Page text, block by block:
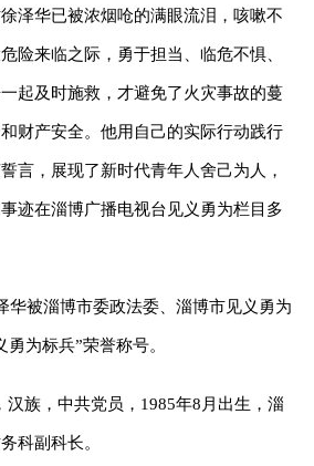
泽华已被浓烟呛的满眼流泪，咳嗽不
险来临之际，勇于担当、临危不惧、
起及时施救，才避免了火灾事故的蔓
财产安全。他用自己的实际行动践行
言，展现了新时代青年人舍己为人，
迹在淄博广播电视台见义勇为栏目多
华被淄博市委政法委、淄博市见义勇为
为标兵”荣誉称号。
汉族，中共党员，1985年8月出生，淄
科副科长。